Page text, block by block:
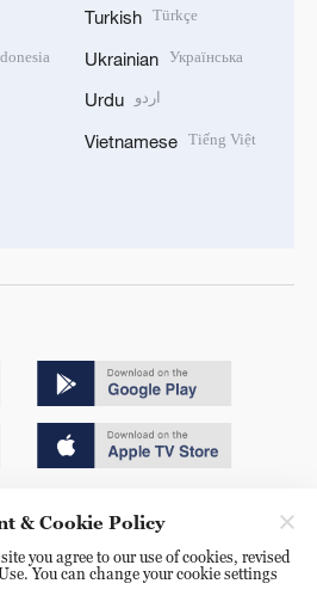
Turkish Türkçe
Ukrainian Українська
Urdu اردو
Vietnamese Tiếng Việt
号
& Cookie Policy
you agree to our use of cookies, revised
You can change your cookie settings